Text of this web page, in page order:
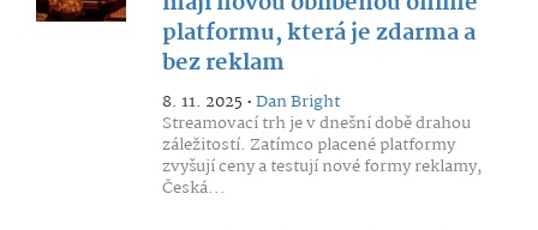
platformu, která je zdarma a
bez reklam
8. 11. 2025 •Dan Bright
Streamovací trh je v dnešní době drahou
záležitostí. Zatímco placené platformy
zvyšují ceny a testují nové formy reklamy,
Česká...